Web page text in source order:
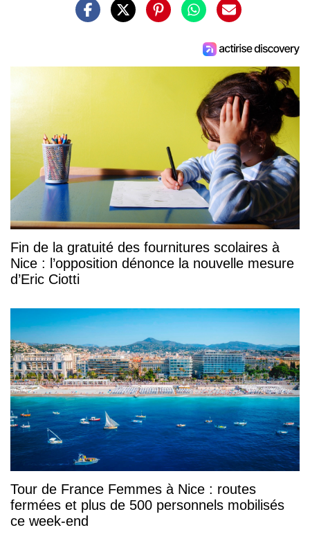
Fin de la gratuité des fournitures scolaires à
Nice : l’opposition dénonce la nouvelle mesure
d’Eric Ciotti
Tour de France Femmes à Nice : routes
fermées et plus de 500 personnels mobilisés
ce week-end